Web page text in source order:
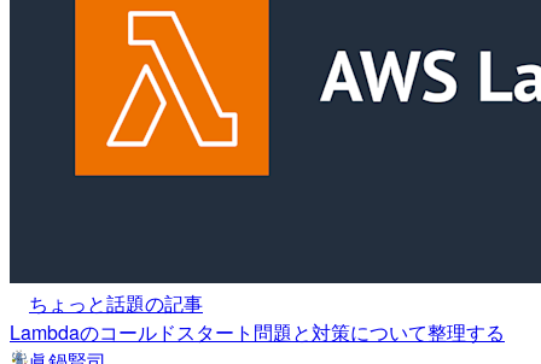
ちょっと話題の記事
Lambdaのコールドスタート問題と対策について整理する